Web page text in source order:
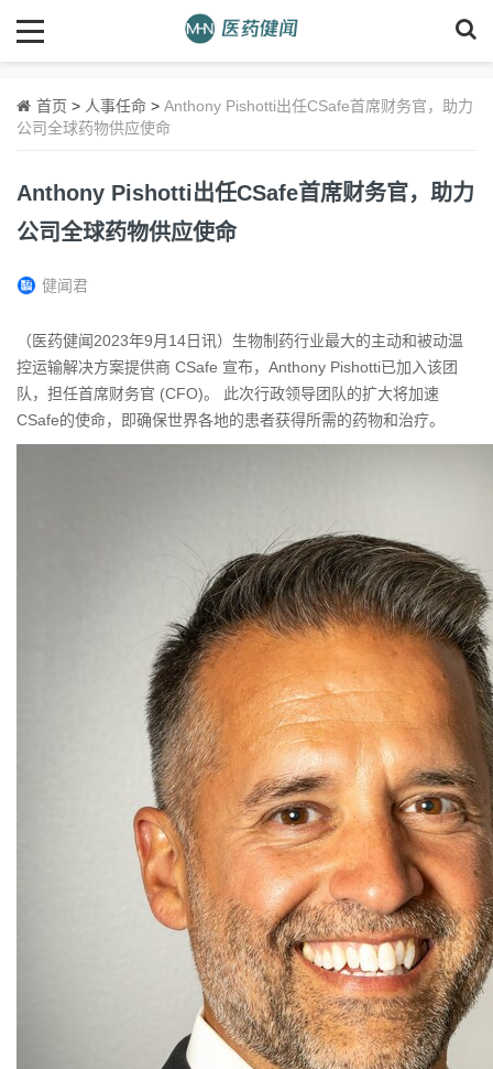
首页 > 人事任命 > Anthony Pishotti出任CSafe首席财务官，助力
公司全球药物供应使命
Anthony Pishotti出任CSafe首席财务官，助力
公司全球药物供应使命
健闻君
（医药健闻2023年9月14日讯）生物制药行业最大的主动和被动温
控运输解决方案提供商 CSafe 宣布，Anthony Pishotti已加入该团
队，担任首席财务官 (CFO)。 此次行政领导团队的扩大将加速
CSafe的使命，即确保世界各地的患者获得所需的药物和治疗。